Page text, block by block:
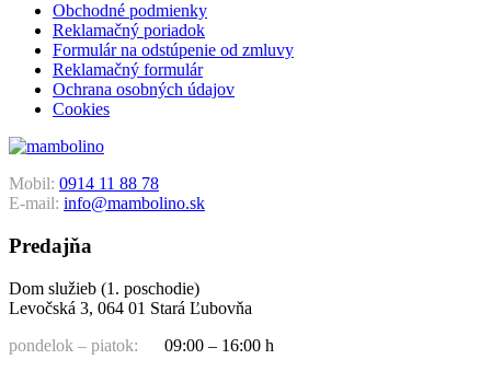
Obchodné podmienky
Reklamačný poriadok
Formulár na odstúpenie od zmluvy
Reklamačný formulár
Ochrana osobných údajov
Cookies
Mobil: 0914 11 88 78
E-mail: info@mambolino.sk
Predajňa
Dom služieb (1. poschodie)
Levočská 3, 064 01 Stará Ľubovňa
pondelok – piatok:
09:00 – 16:00 h